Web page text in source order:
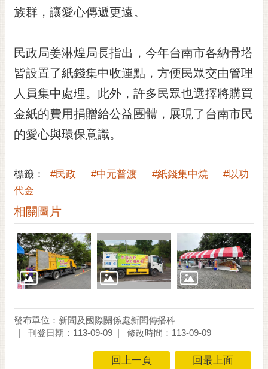
網
導
覽
訂
閱
RSS
訂
子
報
市
民
信
箱
English
本
語
族群，讓愛心傳遞更遠。
民政局姜淋煌局長指出，今年台南市各納骨塔
皆設置了紙錢集中收運點，方便民眾交由管理
人員集中處理。此外，許多民眾也選擇將購買
金紙的費用捐贈給公益團體，展現了台南市民
的愛心與環保意識。
標籤： #民政 #中元普渡 #紙錢集中燒
#以功
代金
相關圖片
發布單位：新聞及國際關係處新聞傳播科
刊登日期：113-09-09
修改時間：113-09-09
回上一頁 回最上面